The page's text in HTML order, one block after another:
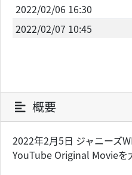
2022/02/06 16:30
2022/02/07 10:45
概要
2022年2月5日 ジャニーズ
YouTube Original Movieを